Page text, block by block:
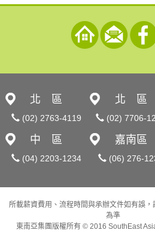
北 區
(02) 2763-4119
北 區
(02) 7706-
中 區
(04) 2203-1234
嘉南區
(06) 276-
所載薪資費用、流程時間與承辦文件如有誤，
為準
東南亞集團版權所有 © 2016 SouthEast